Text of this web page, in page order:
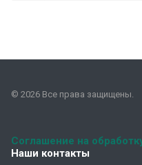
© 2026 Все права защищены.
Соглашение на
Наши контакты